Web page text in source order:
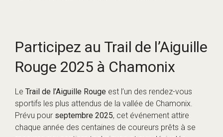
Participez au Trail de l’Aiguille
Rouge 2025 à Chamonix
Le Trail de l’Aiguille Rouge est l’un des rendez-vous
sportifs les plus attendus de la vallée de Chamonix.
Prévu pour septembre 2025, cet événement attire
chaque année des centaines de coureurs prêts à se